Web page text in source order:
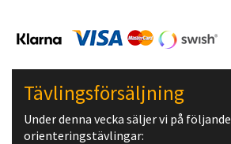
Tävlingsförsäljning
Under denna vecka säljer vi på följande
orienteringstävlingar: